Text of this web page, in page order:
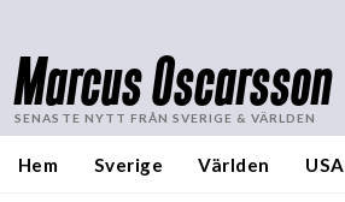
Marcus Oscarsson
SENASTE NYTT FRÅN SVERIGE & VÄRLDEN
Hem Sverige Världen USA